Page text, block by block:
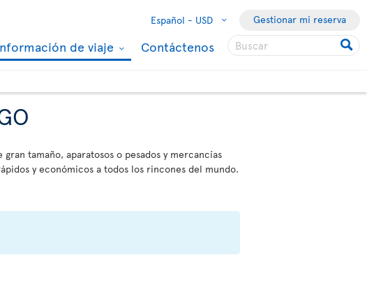
Español - USD Gestionar mi reserva
de viaje Contáctenos
gran tamaño, aparatosos o pesados y mercancías
y económicos a todos los rincones del mundo.